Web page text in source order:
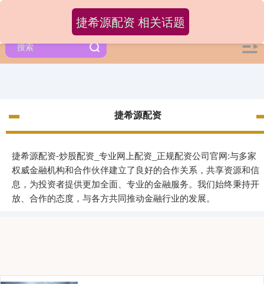
捷希源配资
捷希源配资-炒股配资_专业网上配资_正规配资公司官网:与多家
权威金融机构和合作伙伴建立了良好的合作关系，共享资源和信
息，为投资者提供更加全面、专业的金融服务。我们始终秉持开
放、合作的态度，与各方共同推动金融行业的发展。
捷希源配资 相关话题